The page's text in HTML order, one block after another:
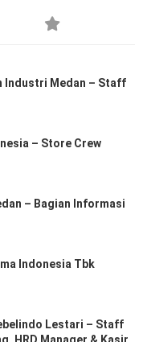
Industri Medan – Staff
– Store Crew
– Bagian Informasi
Indonesia Tbk
Lestari – Staff